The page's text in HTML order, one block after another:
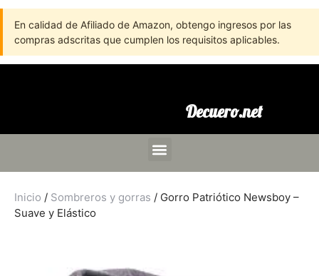
En calidad de Afiliado de Amazon, obtengo ingresos por las
compras adscritas que cumplen los requisitos aplicables.
Decuero.net
Inicio / Sombreros y gorras / Gorro Patriótico Newsboy –
Suave y Elástico